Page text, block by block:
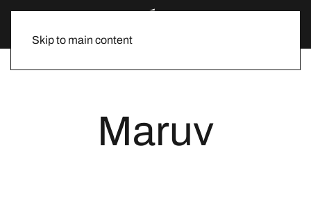
Skip to main content
Maruv